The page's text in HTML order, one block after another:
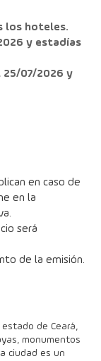
los hoteles.
y estadías
25/07/2026 y
en caso de
en la
será
de la emisión.
de Ceará,
monumentos
ciudad es un